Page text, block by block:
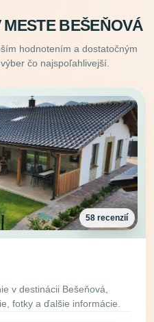
BEŠEŇOVÁ
hodnotením a dostatočným
čo najspoľahlivejší.
58 recenzií
v destinácii Bešeňová,
fotky a ďalšie informácie.